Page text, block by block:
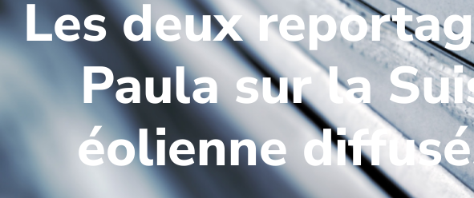
Les deux
Paula sur la
éolienne